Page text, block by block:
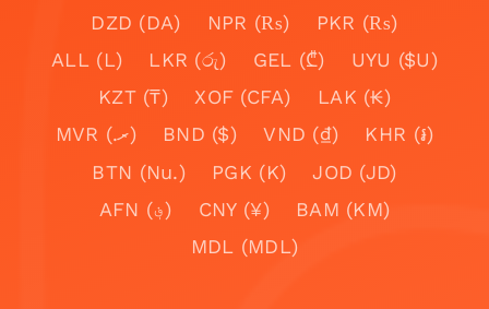
DZD (DA)
NPR (₨)
PKR (₨)
ALL (L)
LKR (රු) GEL (₾)
UYU ($U)
KZT (₸)
XOF (CFA)
LAK (₭)
MVR (.ރ)
BND ($) VND (₫)
KHR (៛)
BTN (Nu.)
PGK (K)
JOD (JD)
AFN (؋)
CNY (¥)
BAM (KM)
MDL (MDL)